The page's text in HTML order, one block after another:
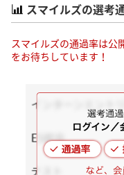
スマイルズの選考
スマイルズの通過率は公
をお待ちしています！